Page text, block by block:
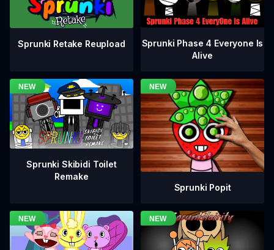
Sprunki Retake Reupload
Sprunki Phase 4 Everyone Is
Alive
Sprunki Skibidi Toilet
Remake
Sprunki Popit